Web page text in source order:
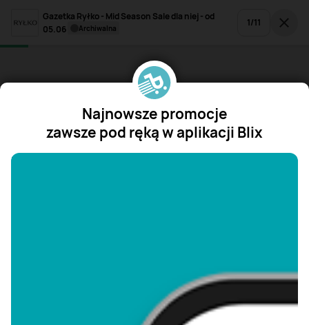
Gazetka Ryłko - Mid Season Sale dla niej - od
05.06
archiwalna 1/11
Najnowsze promocje
zawsze pod ręką w aplikacji Blix
"/>